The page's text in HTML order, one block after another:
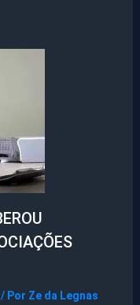
Por Ze da Legnas